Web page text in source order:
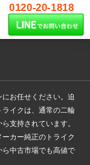
0120-20-1818
お任せください。迫
イクは、通常の二輪
支持されています。
カー純正のトライク
中古市場でも高値で